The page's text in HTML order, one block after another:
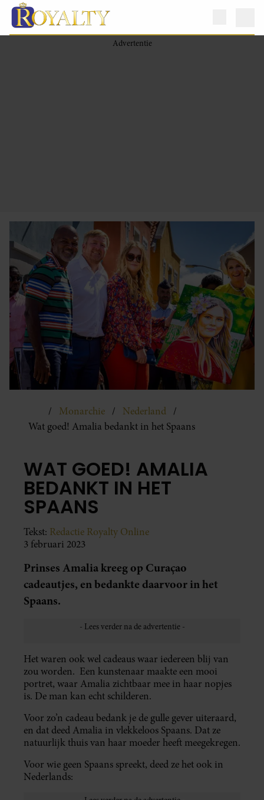
Monarchie
Nederland
Wat goed! Amalia bedankt in het Spaans
WAT GOED! AMALIA
BEDANKT IN HET
SPAANS
Tekst: Redactie Royalty Online
3 februari 2023
Prinses Amalia kreeg op Curaçao
cadeautjes, en bedankte daarvoor in het
Spaans.
Het waren ook wel cadeaus waar iedereen blij van
zou worden. Een kunstenaar maakte een mooi
portret, waar Amalia zichtbaar mee in haar nopjes
is. De man kan echt schilderen.
Voor zo’n cadeau bedank je de gulle gever uiteraard,
en dat deed Amalia in vlekkeloos Spaans. Dat ze
natuurlijk thuis van haar moeder heeft meegekregen.
Voor wie geen Spaans spreekt, deed ze het ook in
Nederlands: